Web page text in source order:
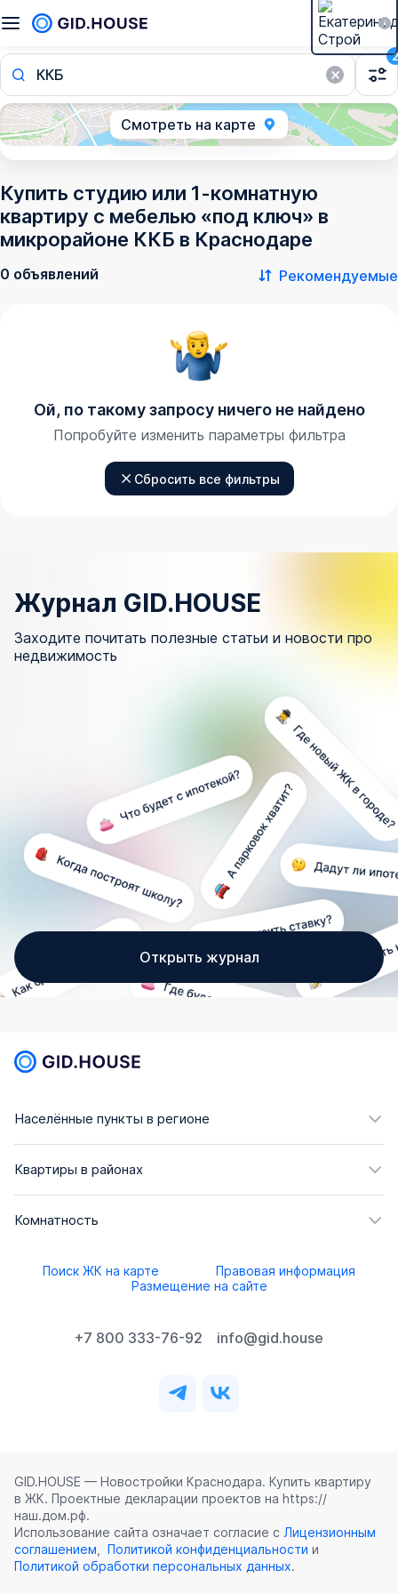
ККБ
2
Смотреть на карте
Купить студию или 1-комнатную
квартиру с мебелью «под ключ» в
микрорайоне ККБ в Краснодаре
0 объявлений Рекомендуемые
Ой, по такому запросу ничего не найдено
Попробуйте изменить параметры фильтра
Сбросить все фильтры
Журнал GID.HOUSE
Заходите почитать полезные статьи и новости про
недвижимость
Открыть журнал
Населённые пункты в регионе
Квартиры в районах
Комнатность
Поиск ЖК на карте
Правовая информация
Размещение на сайте
+7 800 333-76-92 info@gid.house
GID.HOUSE — Новостройки Краснодара. Купить квартиру
в ЖК. Проектные декларации проектов на https://
наш.дом.рф.
Использование сайта означает согласие с Лицензионным
соглашением
Политикой конфиденциальности и
Политикой обработки персональных данных.